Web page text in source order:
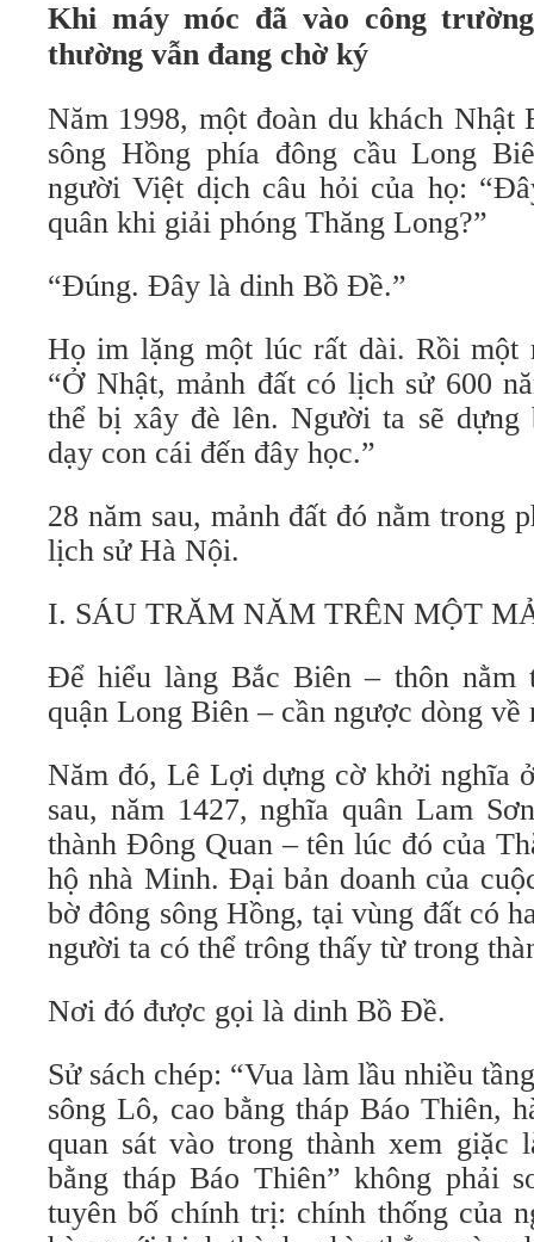
Khi máy móc đã vào công
thường vẫn đang chờ ký
Năm 1998, một đoàn du khách Nhật
sông Hồng phía đông cầu Long
người Việt dịch câu hỏi của họ:
quân khi giải phóng Thăng Long?”
“Đúng. Đây là dinh Bồ Đề.”
Họ im lặng một lúc rất dài. Rồi một
“Ở Nhật, mảnh đất có lịch sử 600
thể bị xây đè lên. Người ta sẽ dựng
dạy con cái đến đây học.”
28 năm sau, mảnh đất đó nằm trong
lịch sử Hà Nội.
I. SÁU TRĂM NĂM TRÊN MỘT
Để hiểu làng Bắc Biên – thôn nằm
quận Long Biên – cần ngược dòng về
Năm đó, Lê Lợi dựng cờ khởi nghĩa
sau, năm 1427, nghĩa quân Lam
thành Đông Quan – tên lúc đó của
hộ nhà Minh. Đại bản doanh của
bờ đông sông Hồng, tại vùng đất có
người ta có thể trông thấy từ trong
Nơi đó được gọi là dinh Bồ Đề.
Sử sách chép: “Vua làm lầu nhiều
sông Lô, cao bằng tháp Báo Thiên,
quan sát vào trong thành xem giặc
bằng tháp Báo Thiên” không phải
tuyên bố chính trị: chính thống của